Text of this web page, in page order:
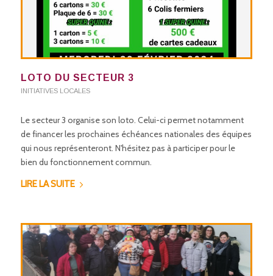
LOTO DU SECTEUR 3
INITIATIVES LOCALES
Le secteur 3 organise son loto. Celui-ci permet notamment
de financer les prochaines échéances nationales des équipes
qui nous représenteront. N'hésitez pas à participer pour le
bien du fonctionnement commun.
LIRE LA SUITE